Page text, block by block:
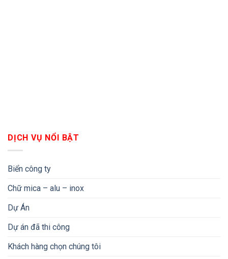
DỊCH VỤ NỔI BẬT
Biển công ty
Chữ mica – alu – inox
Dự Án
Dự án đã thi công
Khách hàng chọn chúng tôi